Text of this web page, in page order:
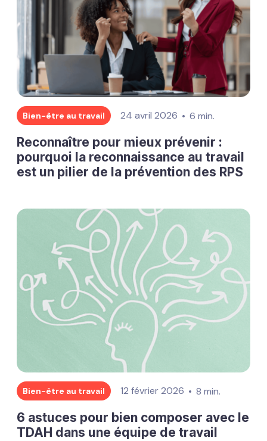
Bien-être au travail 24 avril 2026 6 min.
Reconnaître pour mieux prévenir :
pourquoi la reconnaissance au travail
est un pilier de la prévention des RPS
Bien-être au travail 12 février 2026 8 min.
6 astuces pour bien composer avec le
TDAH dans une équipe de travail